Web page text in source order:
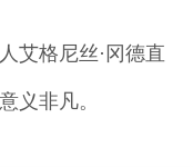
艾格尼丝·冈德直
义非凡。